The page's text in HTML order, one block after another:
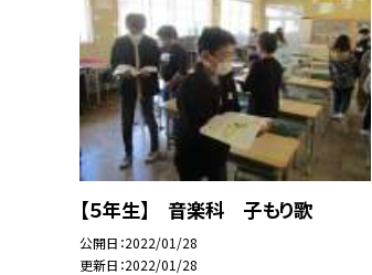
【５年生】 音楽科 子もり歌
公開日 2022/01/28
更新日 2022/01/28